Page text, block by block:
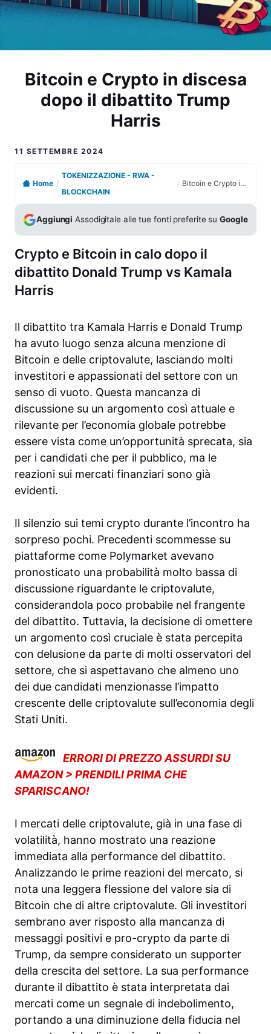
Bitcoin e Crypto in discesa
dopo il dibattito Trump
Harris
11 SETTEMBRE 2024
Home /
TOKENIZZAZIONE - RWA -
BLOCKCHAIN
/ Bitcoin e Crypto in discesa dopo il dibattito Trump Harris
Aggiungi Assodigitale alle tue fonti preferite suGoogle
Crypto e Bitcoin in calo dopo il
dibattito Donald Trump vs Kamala
Harris
Il dibattito tra Kamala Harris e Donald Trump
ha avuto luogo senza alcuna menzione di
Bitcoin e delle criptovalute, lasciando molti
investitori e appassionati del settore con un
senso di vuoto. Questa mancanza di
discussione su un argomento così attuale e
rilevante per l’economia globale potrebbe
essere vista come un’opportunità sprecata, sia
per i candidati che per il pubblico, ma le
reazioni sui mercati finanziari sono già
evidenti.
Il silenzio sui temi crypto durante l’incontro ha
sorpreso pochi. Precedenti scommesse su
piattaforme come Polymarket avevano
pronosticato una probabilità molto bassa di
discussione riguardante le criptovalute,
considerandola poco probabile nel frangente
del dibattito. Tuttavia, la decisione di omettere
un argomento così cruciale è stata percepita
con delusione da parte di molti osservatori del
settore, che si aspettavano che almeno uno
dei due candidati menzionasse l’impatto
crescente delle criptovalute sull’economia degli
Stati Uniti.
ERRORI DI PREZZO ASSURDI SU
AMAZON > PRENDILI PRIMA CHE
SPARISCANO!
I mercati delle criptovalute, già in una fase di
volatilità, hanno mostrato una reazione
immediata alla performance del dibattito.
Analizzando le prime reazioni del mercato, si
nota una leggera flessione del valore sia di
Bitcoin che di altre criptovalute. Gli investitori
sembrano aver risposto alla mancanza di
messaggi positivi e pro-crypto da parte di
Trump, da sempre considerato un supporter
della crescita del settore. La sua performance
durante il dibattito è stata interpretata dai
mercati come un segnale di indebolimento,
portando a una diminuzione della fiducia nel